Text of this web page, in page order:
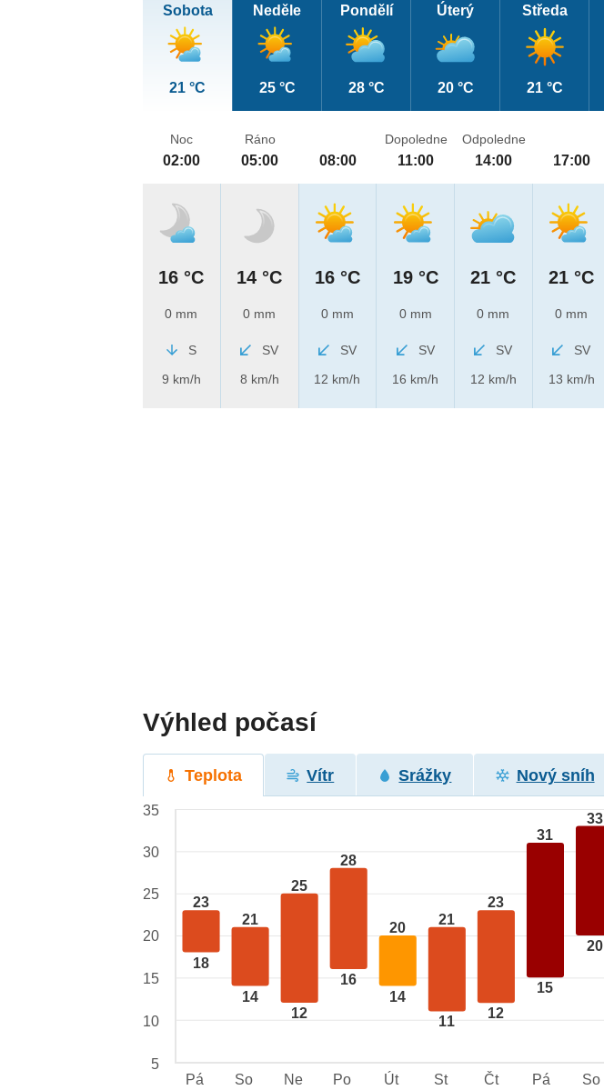
Sobota
21 °C
Neděle
25 °C
Pondělí
28 °C
Úterý
20 °C
Středa
21 °C
Noc
02:00
16 °C
0 mm
S
9 km/h
Ráno
05:00
14 °C
0 mm
SV
8 km/h
08:00
16 °C
0 mm
SV
12 km/h
Dopoledne
11:00
19 °C
0 mm
SV
16 km/h
Odpoledne
14:00
21 °C
0 mm
SV
12 km/h
17:00
21 °C
0 mm
SV
13 km/h
Výhled počasí
Teplota Vítr Srážky Nový sníh
23
18
21
14
25
12
28
16
20
14
21
11
23
12
31
15
33
20
35
30
25
20
15
10
5
Pá
So Ne Po Út St Čt Pá So